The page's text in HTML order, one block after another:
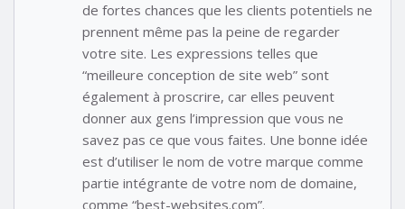
de fortes chances que les clients potentiels ne
prennent même pas la peine de regarder
votre site. Les expressions telles que
“meilleure conception de site web” sont
également à proscrire, car elles peuvent
donner aux gens l’impression que vous ne
savez pas ce que vous faites. Une bonne idée
est d’utiliser le nom de votre marque comme
partie intégrante de votre nom de domaine,
comme “best-websites.com”.